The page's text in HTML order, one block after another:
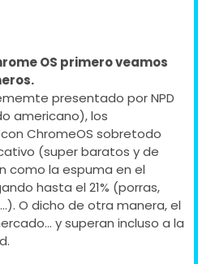
OS primero veamos
presentado por NPD
americano), los
ChromeOS sobretodo
(super baratos y de
como la espuma en el
hasta el 21% (porras,
O dicho de otra manera, el
y superan incluso a la